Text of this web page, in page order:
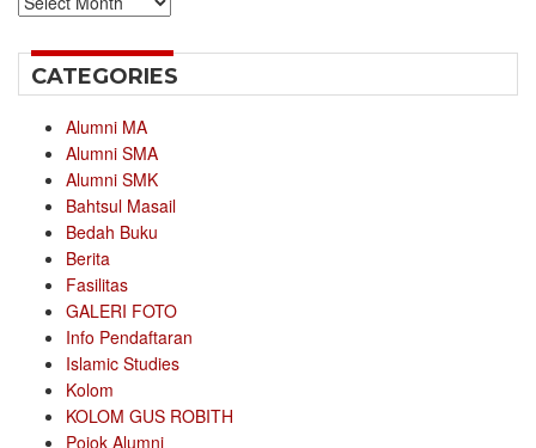
CATEGORIES
Alumni MA
Alumni SMA
Alumni SMK
Bahtsul Masail
Bedah Buku
Berita
Fasilitas
GALERI FOTO
Info Pendaftaran
Islamic Studies
Kolom
KOLOM GUS ROBITH
Pojok Alumni